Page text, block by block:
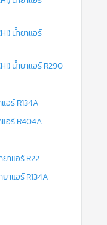
น้ำยาแอร์
น้ำยาแอร์ R290
อร์ R134A
อร์ R404A
าแอร์ R22
าแอร์ R134A